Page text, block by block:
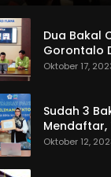
Dua Bakal
Gorontalo
Oktober 17,
Sudah 3
Mendaftar,
Gorontalo
Oktober 12,